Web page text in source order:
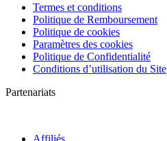
Termes et conditions
Politique de Remboursement
Politique de cookies
Paramètres des cookies
Politique de Confidentialité
Conditions d’utilisation du Site
Partenariats
Affiliés